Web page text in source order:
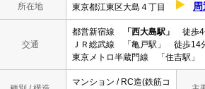
所在地 東京都江東区大島４丁目
交通
都営新宿線 「西大島駅」
徒歩4
ＪＲ総武線 「亀戸駅」 徒歩14
東京メトロ半蔵門線 「住吉駅
マンション / RC造(鉄筋コ